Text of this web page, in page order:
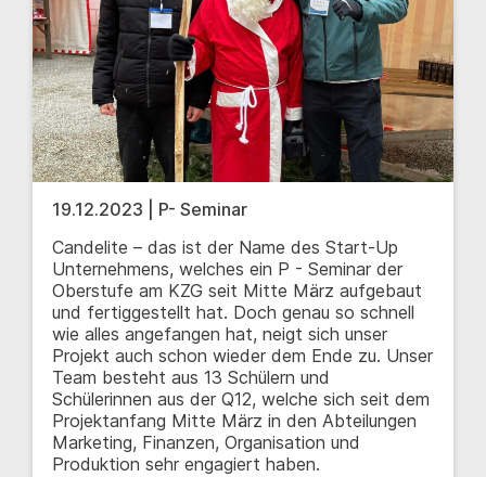
19.12.2023 | P- Seminar
Candelite – das ist der Name des Start-Up
Unternehmens, welches ein P - Seminar der
Oberstufe am KZG seit Mitte März aufgebaut
und fertiggestellt hat. Doch genau so schnell
wie alles angefangen hat, neigt sich unser
Projekt auch schon wieder dem Ende zu. Unser
Team besteht aus 13 Schülern und
Schülerinnen aus der Q12, welche sich seit dem
Projektanfang Mitte März in den Abteilungen
Marketing, Finanzen, Organisation und
Produktion sehr engagiert haben.